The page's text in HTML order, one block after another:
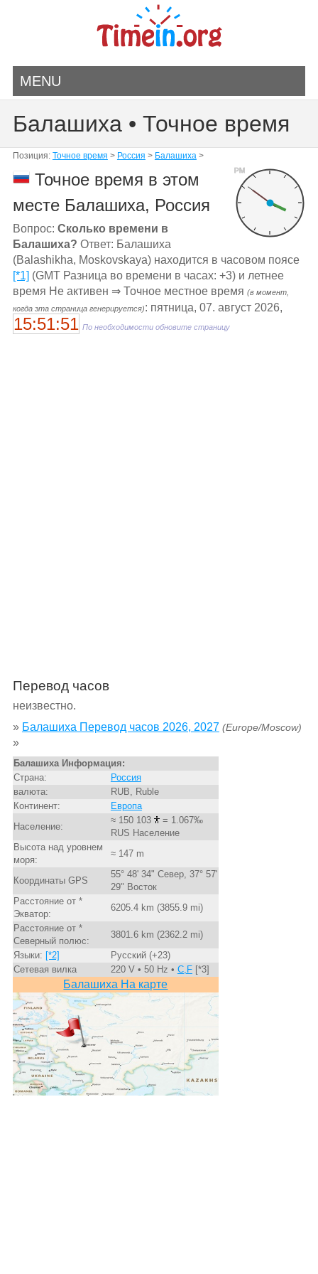
MENU
Балашиха • Точное время
Позиция: Точное время > Россия > Балашиха>
PM
Точное время в этом
месте Балашиха, Россия
Вопрос: Сколько времени в
Балашиха? Ответ: Балашиха
(Balashikha, Moskovskaya) находится в часовом поясе
[*1] (GMT Разница во времени в часах: +3) и летнее
время Не активен ⇒ Точное местное время (в момент,
когда эта страница генерируется): пятница, 07. август 2026,
15:51:51 По необходимости обновите страницу
Перевод часов
неизвестно.
» Балашиха Перевод часов 2026, 2027 (Europe/Moscow)
»
Балашиха Информация:
Страна:
Россия
валюта:
RUB, Ruble
Континент:
Европа
Население:
≈ 150 103
= 1.067‰
RUS Население
Высота над уровнем
моря:
≈ 147 m
Координаты GPS
55° 48' 34" Север, 37° 57'
29" Восток
Расстояние от *
Экватор:
6205.4 km (3855.9 mi)
Расстояние от *
Северный полюс:
3801.6 km (2362.2 mi)
Языки: [*2]
Русский (+23)
Сетевая вилка
220 V • 50 Hz • C,F[*3]
Балашиха На карте